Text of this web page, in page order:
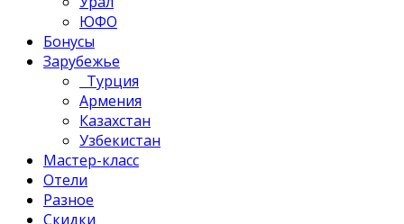
ЮФО
Бонусы
Зарубежье
Турция
Армения
Казахстан
Узбекистан
Мастер-класс
Отели
Разное
Скидки